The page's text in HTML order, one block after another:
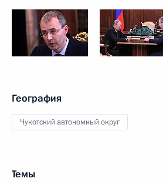
География
Чукотский автономный округ
Темы